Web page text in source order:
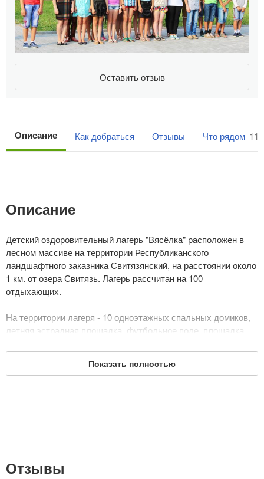
Оставить отзыв
Описание Как добраться Отзывы Что рядом 112
Описание
Детский оздоровительный лагерь "Вясёлка" расположен в
лесном массиве на территории Республиканского
ландшафтного заказника Свитязянский, на расстоянии около
1 км. от озера Свитязь. Лагерь рассчитан на 100
отдыхающих.
На территории лагеря - 10 одноэтажных спальных домиков,
летняя эстрадная площадка, футбольное поле, площадка
Летом 2019 года в лагере "Вясёлка" планируется 5 смен:
Показать полностью
Отзывы